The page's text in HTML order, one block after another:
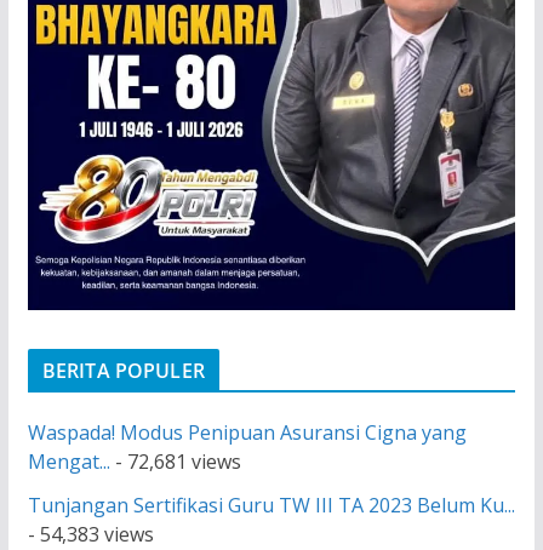
BERITA POPULER
Waspada! Modus Penipuan Asuransi Cigna yang
Mengat... - 72,681 views
Tunjangan Sertifikasi Guru TW III TA 2023 Belum Ku...
- 54,383 views